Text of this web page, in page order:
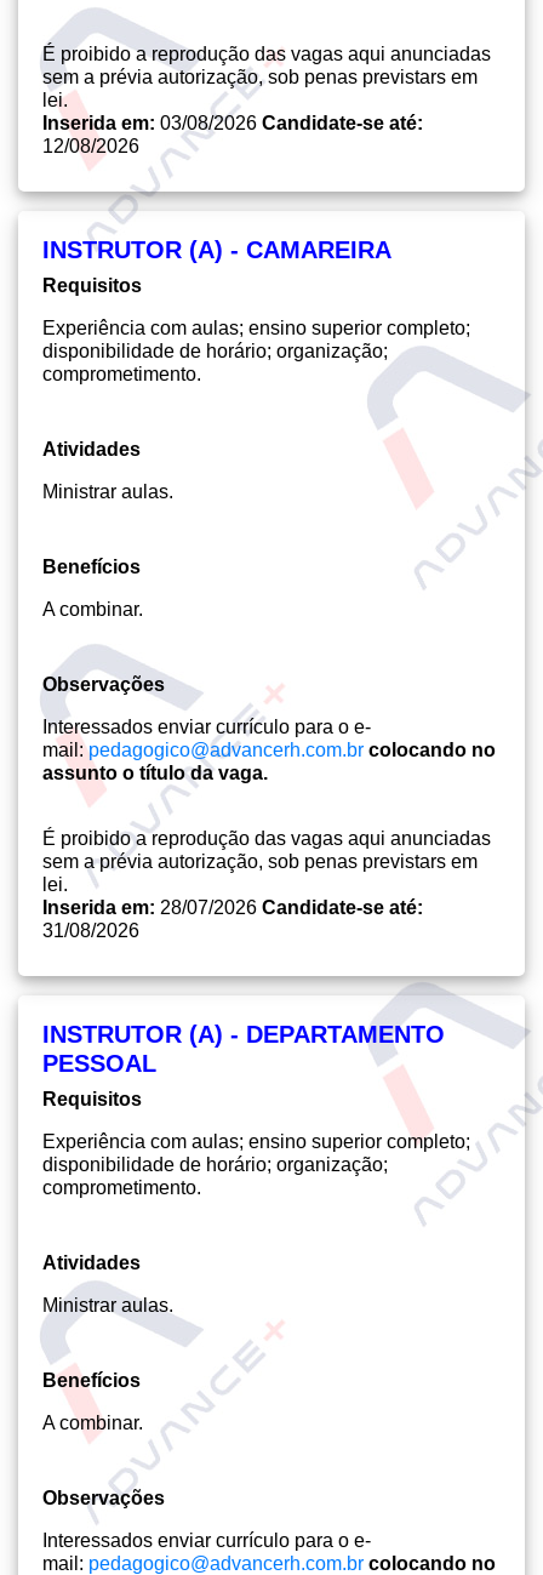
É proibido a reprodução das vagas aqui anunciadas
sem a prévia autorização, sob penas previstars em
lei.
Inserida em: 03/08/2026 Candidate-se até:
12/08/2026
INSTRUTOR (A) - CAMAREIRA
Requisitos
Experiência com aulas; ensino superior completo;
disponibilidade de horário; organização;
comprometimento.
Atividades
Ministrar aulas.
Benefícios
A combinar.
Observações
Interessados enviar currículo para o e-
mail:pedagogico@advancerh.com.br colocando no
assunto o título da vaga.
É proibido a reprodução das vagas aqui anunciadas
sem a prévia autorização, sob penas previstars em
lei.
Inserida em: 28/07/2026 Candidate-se até:
31/08/2026
INSTRUTOR (A) - DEPARTAMENTO
PESSOAL
Requisitos
Experiência com aulas; ensino superior completo;
disponibilidade de horário; organização;
comprometimento.
Atividades
Ministrar aulas.
Benefícios
A combinar.
Observações
Interessados enviar currículo para o e-
mail: pedagogico@advancerh.com.br colocando no